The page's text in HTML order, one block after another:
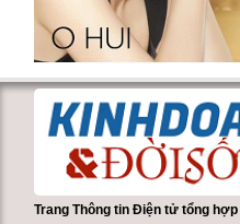
Trang Thông tin Điện tử tổng hợp